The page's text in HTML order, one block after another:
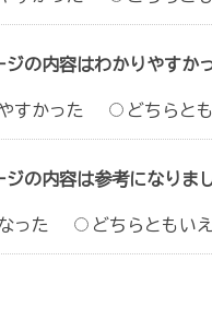
ジの内容はわかりやすか
すかった どちらと
ジの内容は参考になりま
った どちらともい